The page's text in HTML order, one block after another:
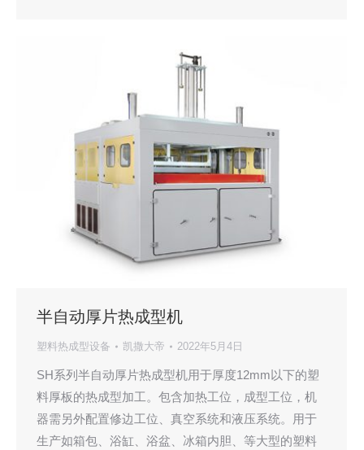
半自动厚片热成型机
塑料热成型设备 凯撒大帝 2022年5月4日
SH系列半自动厚片热成型机用于厚度12mm以下的塑
料厚板的热成型加工。包含加热工位，成型工位，机
器需另外配置修边工位、真空系统和液压系统。用于
生产如箱包、浴缸、浴盆、冰箱内胆、等大型的塑料